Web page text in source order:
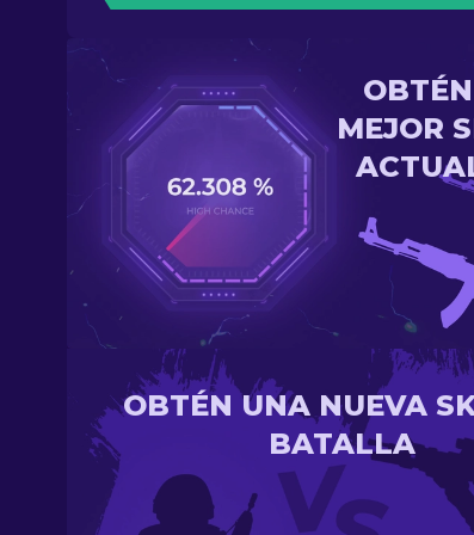
MEJOR
OBTÉN UNA NUEVA
BATALLA